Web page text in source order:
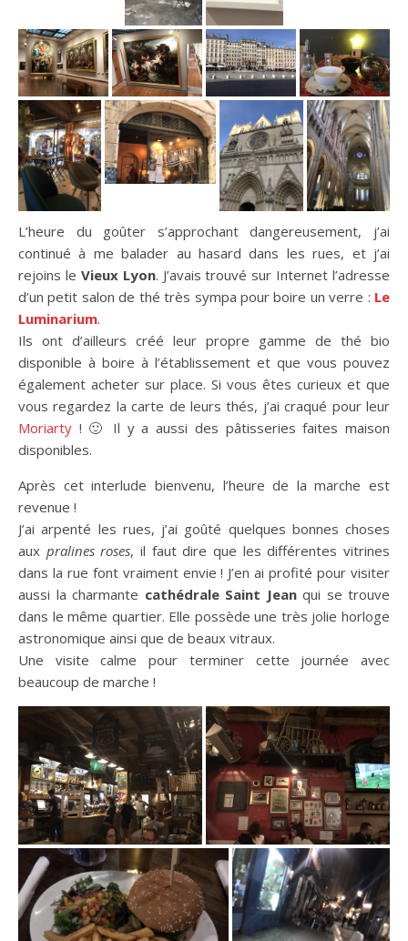
L’heure du goûter s’approchant dangereusement, j’ai
continué à me balader au hasard dans les rues, et j’ai
rejoins le Vieux Lyon. J’avais trouvé sur Internet l’adresse
d’un petit salon de thé très sympa pour boire un verre : Le
Luminarium.
Ils ont d’ailleurs créé leur propre gamme de thé bio
disponible à boire à l’établissement et que vous pouvez
également acheter sur place. Si vous êtes curieux et que
vous regardez la carte de leurs thés, j’ai craqué pour leur
Moriarty ! 🙂 Il y a aussi des pâtisseries faites maison
disponibles.
Après cet interlude bienvenu, l’heure de la marche est
revenue !
J’ai arpenté les rues, j’ai goûté quelques bonnes choses
aux pralines roses, il faut dire que les différentes vitrines
dans la rue font vraiment envie ! J’en ai profité pour visiter
aussi la charmante cathédrale Saint Jean qui se trouve
dans le même quartier. Elle possède une très jolie horloge
astronomique ainsi que de beaux vitraux.
Une visite calme pour terminer cette journée avec
beaucoup de marche !